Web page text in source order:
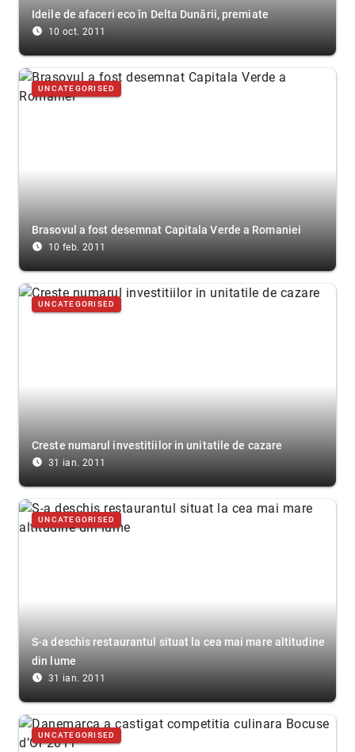
Ideile de afaceri eco în Delta Dunării, premiate
access_time_filled 10 oct. 2011
UNCATEGORISED
Brasovul a fost desemnat Capitala Verde a Romaniei
access_time_filled 10 feb. 2011
UNCATEGORISED
Creste numarul investitiilor in unitatile de cazare
access_time_filled 31 ian. 2011
UNCATEGORISED
S-a deschis restaurantul situat la cea mai mare altitudine
din lume
access_time_filled 31 ian. 2011
UNCATEGORISED